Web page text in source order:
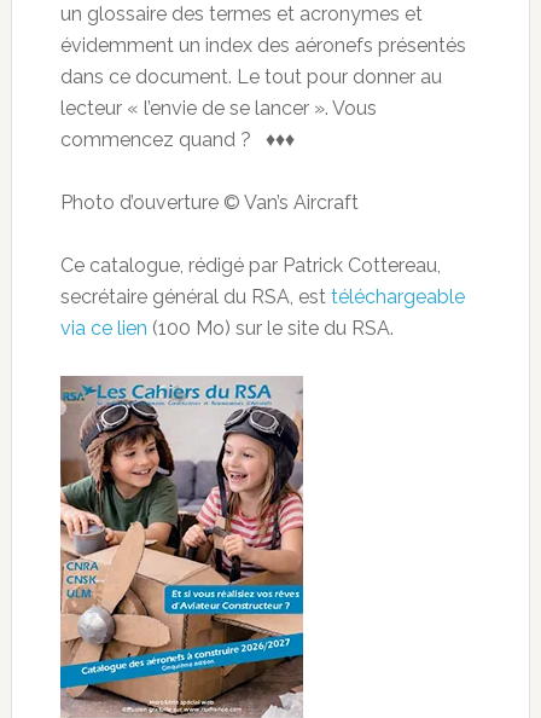
un glossaire des termes et acronymes et
évidemment un index des aéronefs présentés
dans ce document. Le tout pour donner au
lecteur « l’envie de se lancer ». Vous
commencez quand ? ♦♦♦
Photo d’ouverture © Van’s Aircraft
Ce catalogue, rédigé par Patrick Cottereau,
secrétaire général du RSA, est téléchargeable
via ce lien (100 Mo) sur le site du RSA.